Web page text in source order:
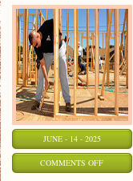
JUNE - 14 - 2025
COMMENTS OFFON